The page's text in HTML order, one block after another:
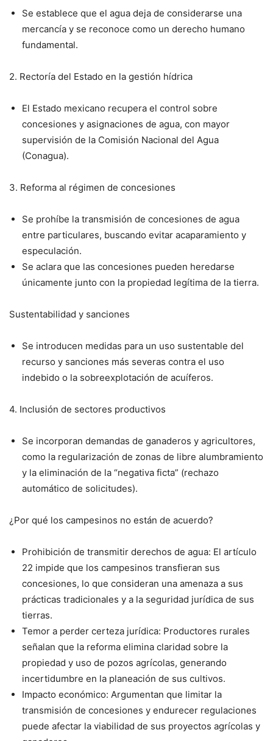
Se establece que el agua deja de considerarse una
mercancía y se reconoce como un derecho humano
fundamental.
2. Rectoría del Estado en la gestión hídrica
El Estado mexicano recupera el control sobre
concesiones y asignaciones de agua, con mayor
supervisión de la Comisión Nacional del Agua
(Conagua).
3. Reforma al régimen de concesiones
Se prohíbe la transmisión de concesiones de agua
entre particulares, buscando evitar acaparamiento y
especulación.
Se aclara que las concesiones pueden heredarse
únicamente junto con la propiedad legítima de la tierra.
Sustentabilidad y sanciones
Se introducen medidas para un uso sustentable del
recurso y sanciones más severas contra el uso
indebido o la sobreexplotación de acuíferos.
4. Inclusión de sectores productivos
Se incorporan demandas de ganaderos y agricultores,
como la regularización de zonas de libre alumbramiento
y la eliminación de la “negativa ficta” (rechazo
automático de solicitudes).
¿Por qué los campesinos no están de acuerdo?
Prohibición de transmitir derechos de agua: El artículo
22 impide que los campesinos transfieran sus
concesiones, lo que consideran una amenaza a sus
prácticas tradicionales y a la seguridad jurídica de sus
tierras.
Temor a perder certeza jurídica: Productores rurales
señalan que la reforma elimina claridad sobre la
propiedad y uso de pozos agrícolas, generando
incertidumbre en la planeación de sus cultivos.
Impacto económico: Argumentan que limitar la
transmisión de concesiones y endurecer regulaciones
puede afectar la viabilidad de sus proyectos agrícolas y